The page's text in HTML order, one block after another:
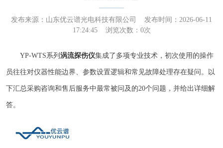
发布来源： 山东优云谱光电科技有限公司
发布时间：2026-06-11
17:24:45 浏览次数： 0次
YP-WTS系列 涡流探伤仪集成了多项专业技术，初次使用的操作
员往往对仪器性能边界、参数设置逻辑和常见故障处理存在疑问。以
下汇总采购咨询和售后服务中最常被问及的20个问题，并给出详细解
答。